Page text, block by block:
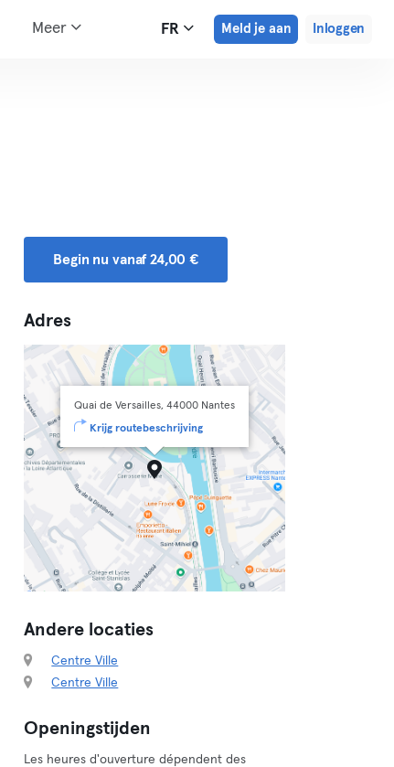
Meer FR Meld je aan Inloggen
Begin nu vanaf 24,00 €
Adres
Quai de Versailles, 44000 Nantes
Krijg routebeschrijving
Andere locaties
Centre Ville
Centre Ville
Openingstijden
Les heures d'ouverture dépendent des